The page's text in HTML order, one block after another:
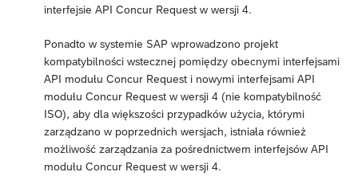
interfejsie API Concur Request w wersji 4.
Ponadto w systemie SAP wprowadzono projekt
kompatybilności wstecznej pomiędzy obecnymi interfejsami
API modułu Concur Request i nowymi interfejsami API
modułu Concur Request w wersji 4 (nie kompatybilność
ISO), aby dla większości przypadków użycia, którymi
zarządzano w poprzednich wersjach, istniała również
możliwość zarządzania za pośrednictwem interfejsów API
modułu Concur Request w wersji 4.